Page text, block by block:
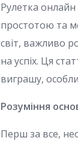
Рулетка
простотою та
світ, важливо
на успіх. Ця
виграшу,
Розуміння
Перш за все,